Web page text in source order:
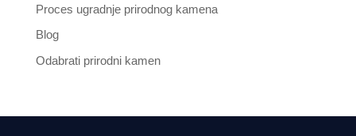
Proces ugradnje prirodnog kamena
Blog
Odabrati prirodni kamen